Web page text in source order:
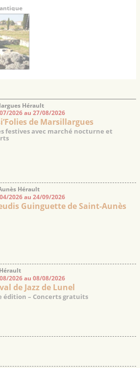
Hérault
2026 au 27/08/2026
de Marsillargues
festives avec marché nocturne et
Hérault
2026 au 24/09/2026
Guinguette de Saint-Aunès
2026 au 08/08/2026
de Jazz de Lunel
édition – Concerts gratuits